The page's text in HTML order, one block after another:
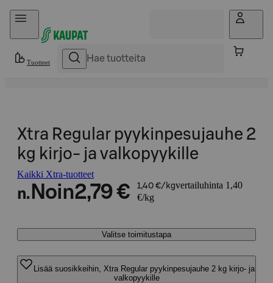
Hyppää sisältöön
Tuotteet
Xtra Regular pyykinpesujauhe 2
kg kirjo- ja valkopyykille
Kaikki Xtra-tuotteet
n. Noin2,79 € 1,40 €/kgvertailuhinta 1,40
€/kg
Valitse toimitustapa
Lisää suosikkeihin, Xtra Regular pyykinpesujauhe 2 kg kirjo- ja
valkopyykille